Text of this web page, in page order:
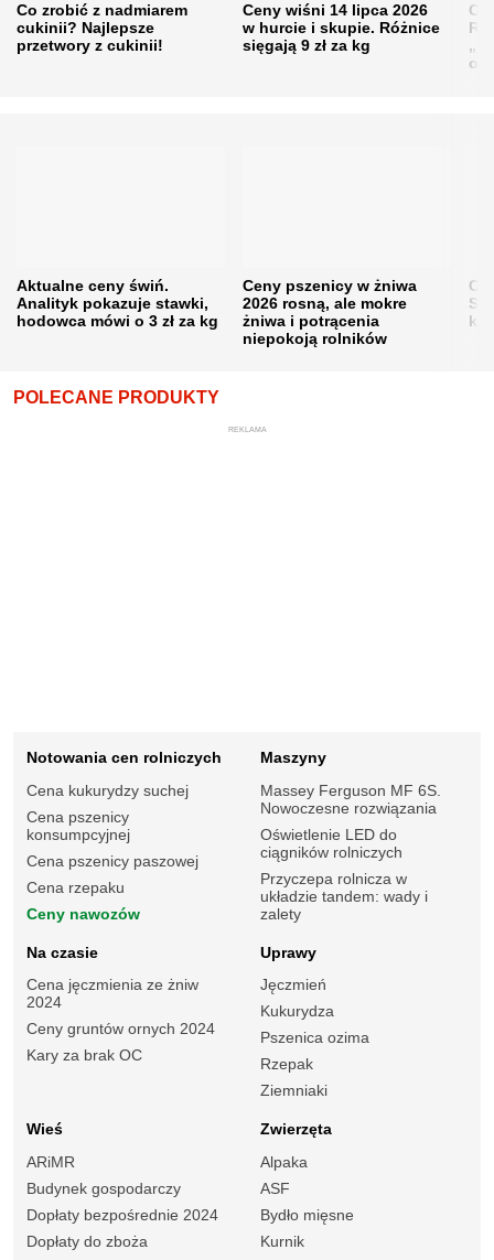
Co zrobić z nadmiarem
cukinii? Najlepsze
przetwory z cukinii!
Ceny wiśni 14 lipca 2026
w hurcie i skupie. Różnice
sięgają 9 zł za kg
Aktualne ceny świń.
Analityk pokazuje stawki,
hodowca mówi o 3 zł za kg
Ceny pszenicy w żniwa
2026 rosną, ale mokre
żniwa i potrącenia
niepokoją rolników
POLECANE PRODUKTY
REKLAMA
Notowania cen rolniczych
Cena kukurydzy suchej
Cena pszenicy
konsumpcyjnej
Cena pszenicy paszowej
Cena rzepaku
Ceny nawozów
Maszyny
Massey Ferguson MF 6S.
Nowoczesne rozwiązania
Oświetlenie LED do
ciągników rolniczych
Przyczepa rolnicza w
układzie tandem: wady i
zalety
Na czasie
Cena jęczmienia ze żniw
2024
Ceny gruntów ornych 2024
Kary za brak OC
Uprawy
Jęczmień
Kukurydza
Pszenica ozima
Rzepak
Ziemniaki
Wieś
ARiMR
Budynek gospodarczy
Dopłaty bezpośrednie 2024
Dopłaty do zboża
Zwierzęta
Alpaka
ASF
Bydło mięsne
Kurnik